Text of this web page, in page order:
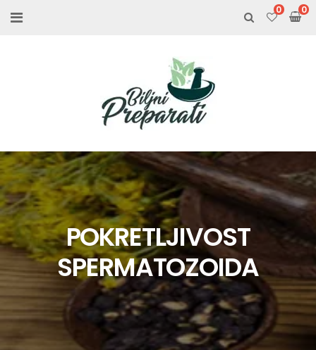
0
POKRETLJIVOST
SPERMATOZOIDA